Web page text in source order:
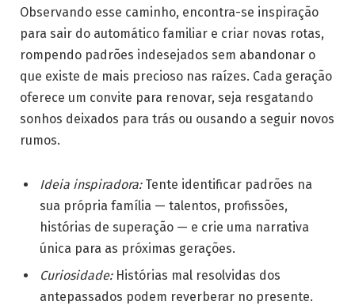
Observando esse caminho, encontra-se inspiração
para sair do automático familiar e criar novas rotas,
rompendo padrões indesejados sem abandonar o
que existe de mais precioso nas raízes. Cada geração
oferece um convite para renovar, seja resgatando
sonhos deixados para trás ou ousando a seguir novos
rumos.
Ideia inspiradora:Tente identificar padrões na
sua própria família — talentos, profissões,
histórias de superação — e crie uma narrativa
única para as próximas gerações.
Curiosidade:Histórias mal resolvidas dos
antepassados podem reverberar no presente.